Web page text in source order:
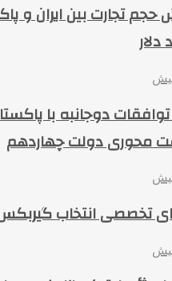
دلار
دوجانبه با
محوری دولت چهاردهم
تخصصی انتخاب